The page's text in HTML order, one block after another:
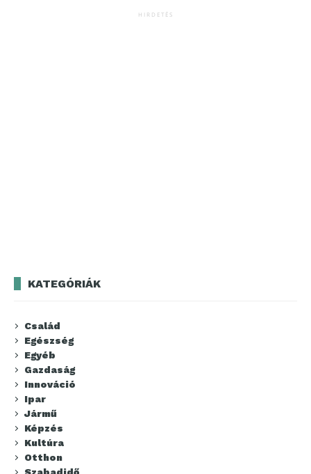
HIRDETÉS
KATEGÓRIÁK
Család
Egészség
Egyéb
Gazdaság
Innováció
Ipar
Jármű
Képzés
Kultúra
Otthon